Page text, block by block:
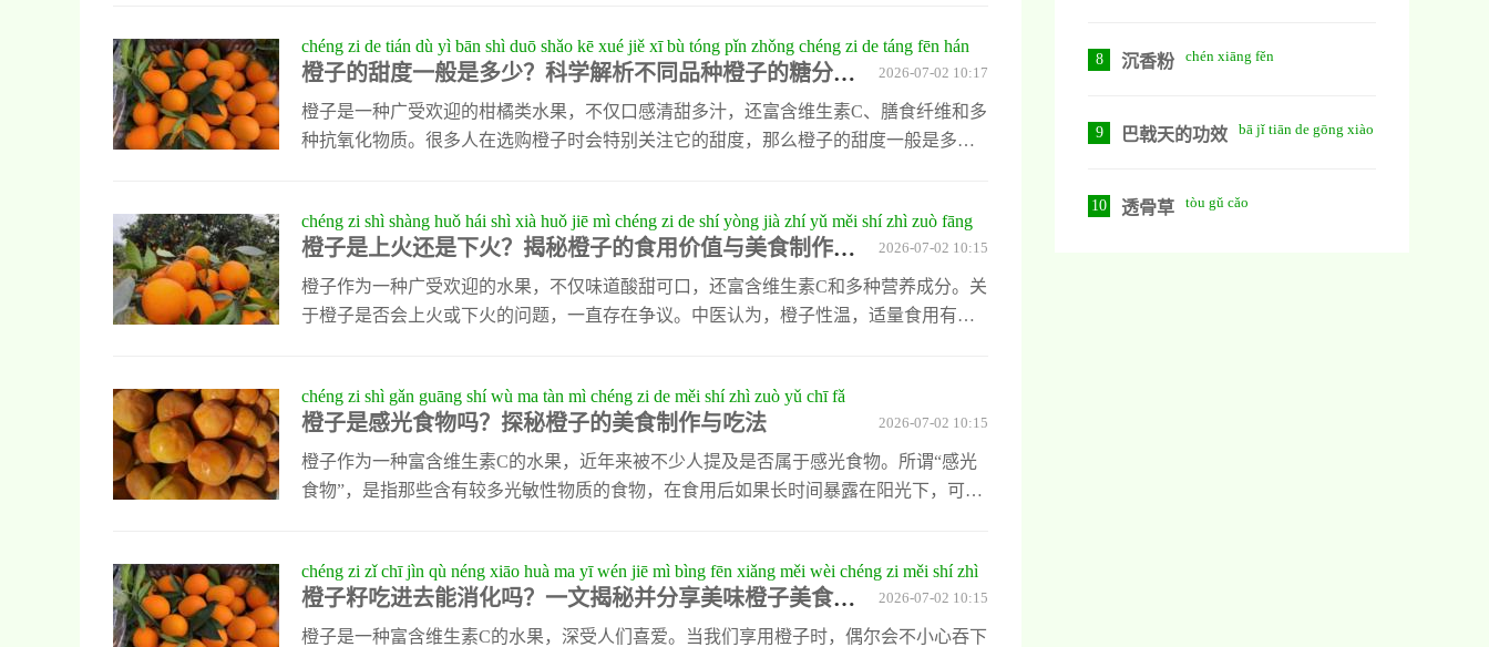
此外，橙子中的类黄酮如柚皮苷（naringin）和橙皮苷（hesperidin）也显示出抗炎与抗氧
化作用，有助于减缓前列腺组织的炎症反应。除了柠檬烯和类黄酮外，橙子还富含β-胡
萝卜素和维生素C，
chéng zi de tián dù yì bān shì duō shǎo kē xué jiě xī bù tóng pǐn zhǒng chéng zi de táng fēn hán
liàng yǔ yíng yǎng jià zhí
橙子的甜度一般是多少？科学解析不同品种橙子的糖分含
量与营养价值
2026-07-02 10:17
橙子是一种广受欢迎的柑橘类水果，不仅口感清甜多汁，还富含维生素C、膳食纤维和多
种抗氧化物质。很多人在选购橙子时会特别关注它的甜度，那么橙子的甜度一般是多少
为°Brix（白利度）。一般来说，市场上常见的橙子甜度范围在10°Brix到13°Brix之间。例
如，脐橙的平均甜度约为12°Brix，而血橙和冰糖橙则可能略高，达到13°Brix甚至更高。
不同品种的
chéng zi shì shàng huǒ hái shì xià huǒ jiē mì chéng zi de shí yòng jià zhí yǔ měi shí zhì zuò fāng
fǎ
橙子是上火还是下火？揭秘橙子的食用价值与美食制作方
法
2026-07-02 10:15
橙子作为一种广受欢迎的水果，不仅味道酸甜可口，还富含维生素C和多种营养成分。关
于橙子是否会上火或下火的问题，一直存在争议。中医认为，橙子性温，适量食用有助
制作成美味佳肴。例如，将橙子切片后加入蜂蜜和姜丝，蒸熟后可以成为一道滋润喉咙
的甜品；或者用橙皮泡水喝，有助于缓解疲劳和提神醒脑。此外，橙子还可以搭配其他
食材制作沙拉，既健康又美味。为了更好地享受橙子带来的好
chéng zi shì gǎn guāng shí wù ma tàn mì chéng zi de měi shí zhì zuò yǔ chī fǎ
橙子是感光食物吗？探秘橙子的美食制作与吃法 2026-07-02 10:15
橙子作为一种富含维生素C的水果，近年来被不少人提及是否属于感光食物。所谓“感光
食物”，是指那些含有较多光敏性物质的食物，在食用后如果长时间暴露在阳光下，可能
免果汁接触到皮肤并晒太阳。橙子不仅可以生吃，还能通过多种方式加工成美食。比如
经典的橙子沙拉，将橙子切片后搭配生菜、坚果和蜂蜜醋汁，既清爽又健康；或者制作
橙子果酱，将橙子果肉与糖一起熬煮，酸甜可口，涂抹面包
chéng zi zǐ chī jìn qù néng xiāo huà ma yī wén jiē mì bìng fēn xiǎng měi wèi chéng zi měi shí zhì
zuò fāng fǎ
橙子籽吃进去能消化吗？一文揭秘并分享美味橙子美食制
作方法
2026-07-02 10:15
橙子是一种富含维生素C的水果，深受人们喜爱。当我们享用橙子时，偶尔会不小心吞下
8 沉香粉 chén xiāng fěn
9 巴戟天的功效 bā jǐ tiān de gōng xiào
10 透骨草 tòu gǔ cǎo